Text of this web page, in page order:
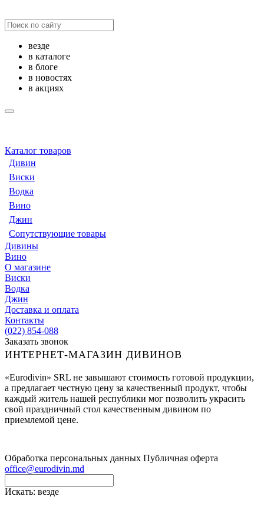
везде
в каталоге
в блоге
в новостях
в акциях
Каталог товаров
Дивин
Виски
Водка
Вино
Джин
Сопутствующие товары
Дивины
Вино
О магазине
Виски
Водка
Джин
Доставка и оплата
Контакты
(022) 854-088
Заказать звонок
ИНТЕРНЕТ-МАГАЗИН ДИВИНОВ
«Eurodivin» SRL не завышают стоимость готовой продукции,
а предлагает честную цену за качественный продукт, чтобы
каждый житель нашей республики мог позволить украсить
свой праздничный стол качественным дивином по
приемлемой цене.
Обработка персональных данных Публичная оферта
office@eurodivin.md
Искать: везде